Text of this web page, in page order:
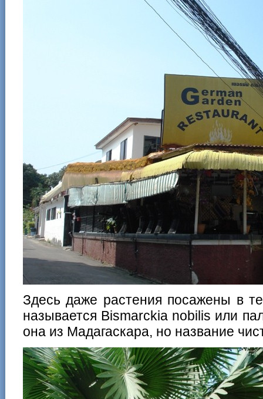
Здесь даже растения посажены в
называется Bismarckia nobilis или
она из Мадагаскара, но название